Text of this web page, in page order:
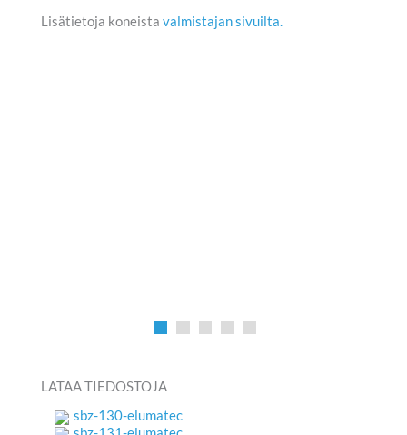
Lisätietoja koneista valmistajan sivuilta.
LATAA TIEDOSTOJA
sbz-130-elumatec